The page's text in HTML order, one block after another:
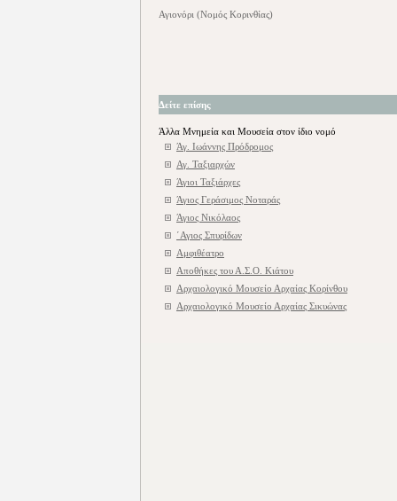
Αγιονόρι (Νομός Κορινθίας)
Δείτε επίσης
Άλλα Μνημεία και Μουσεία στον ίδιο νομό
Άγ. Ιωάννης Πρόδρομος
Αγ. Ταξιαρχών
Άγιοι Ταξιάρχες
Άγιος Γεράσιμος Νοταράς
Άγιος Νικόλαος
΄Αγιος Σπυρίδων
Αμφιθέατρο
Αποθήκες του Α.Σ.Ο. Κιάτου
Αρχαιολογικό Μουσείο Αρχαίας Κορίνθου
Αρχαιολογικό Μουσείο Αρχαίας Σικυώνας